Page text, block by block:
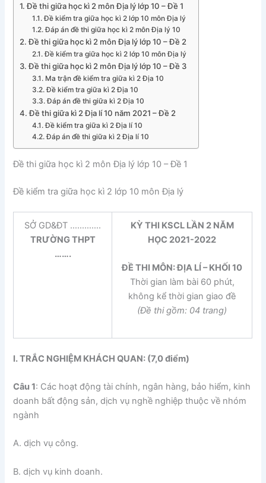
Đề thi giữa học kì 2 môn Địa lý lớp 10 – Đề 1
Đề kiểm tra giữa học kì 2 lớp 10 môn Địa lý
Đáp án đề thi giữa học kì 2 môn Địa lý 10
Đề thi giữa học kì 2 môn Địa lý lớp 10 – Đề 2
Đề kiểm tra giữa học kì 2 lớp 10 môn Địa lý
Đề thi giữa học kì 2 môn Địa lý lớp 10 – Đề 3
Ma trận đề kiểm tra giữa kì 2 Địa 10
Đề kiểm tra giữa kì 2 Địa 10
Đáp án đề thi giữa kì 2 Địa 10
Đề thi giữa kì 2 Địa lí 10 năm 2021 – Đề 2
Đề kiểm tra giữa kì 2 Địa lí 10
Đáp án đề thi giữa kì 2 Địa lí 10
Đề thi giữa học kì 2 môn Địa lý lớp 10 – Đề 1
Đề kiểm tra giữa học kì 2 lớp 10 môn Địa lý
SỞ GD&ĐT ………….
TRƯỜNG THPT
…….
KỲ THI KSCL LẦN 2 NĂM
HỌC 2021-2022
ĐỀ THI MÔN: ĐỊA LÍ –KHỐI 10
Thời gian làm bài 60 phút,
không kể thời gian giao đề
(Đề thi gồm: 04 trang)
I. TRẮC NGHIỆM KHÁCH QUAN: (7,0 điểm)
Câu 1: Các hoạt động tài chính, ngân hàng, bảo hiểm, kinh
doanh bất động sản, dịch vụ nghề nghiệp thuộc về nhóm
ngành
A. dịch vụ công.
B. dịch vụ kinh doanh.